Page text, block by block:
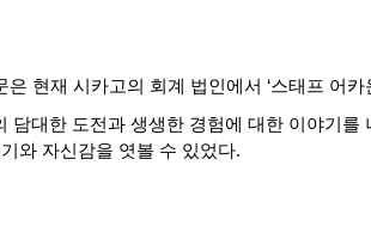
은 현재 시카고의 회계 법인에서 ‘스태프 어카
담대한 도전과 생생한 경험에 대한 이야기를
와 자신감을 엿볼 수 있었다.